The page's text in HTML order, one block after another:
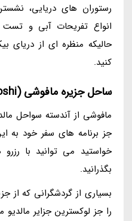
رستوران های دریایی،
انواع تفریحات آبی و
حالیکه منظره ای از دریای
کنید.
ساحل جزیره مافوشی (Mafoshi)
مافوشی از آندسته سواحل
جز برنامه های سفر خود به
خواستید می توانید با
بگذرانید.
بسیاری از گردشگرانی که از
را جز لوکسترین جزایر